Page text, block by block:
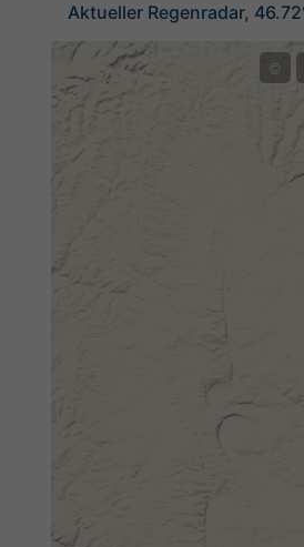
Aktueller Regenradar,
©